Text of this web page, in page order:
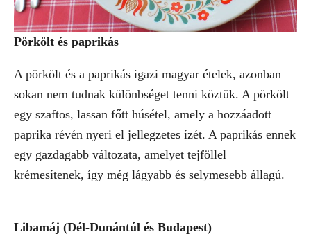
Pörkölt és paprikás
A pörkölt és a paprikás igazi magyar ételek, azonban
sokan nem tudnak különbséget tenni köztük. A pörkölt
egy szaftos, lassan főtt húsétel, amely a hozzáadott
paprika révén nyeri el jellegzetes ízét. A paprikás ennek
egy gazdagabb változata, amelyet tejföllel
krémesítenek, így még lágyabb és selymesebb állagú.
Libamáj (Dél-Dunántúl és Budapest)